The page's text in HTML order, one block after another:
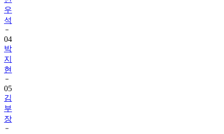
석
04
박
지
현
05
김
부
장
06
미